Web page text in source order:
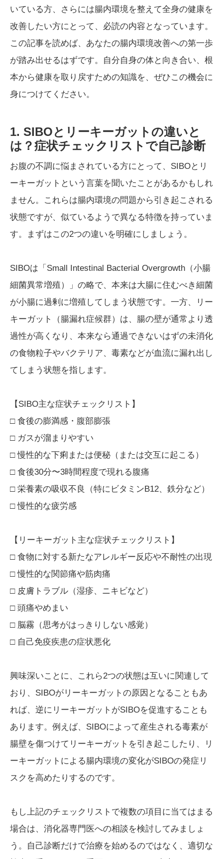
いている方、さらには腸内環境を整えて全身の健康を
改善したい方にとって、必読の内容となっています。
この記事を読めば、あなたの腸内環境改善への第一歩
が踏み出せるはずです。自分自身の体と向き合い、根
本から健康を取り戻すための知識を、ぜひこの機会に
身につけてください。
1. SIBOとリーキーガットの違いと
は？症状チェックリストで自己診断
お腹の不調に悩まされている方にとって、SIBOとリ
ーキーガットという言葉を聞いたことがあるかもしれ
ません。これらは腸内環境の問題から引き起こされる
状態ですが、似ているようで異なる特徴を持っていま
す。まずはこの2つの違いを明確にしましょう。
SIBOは「Small Intestinal Bacterial Overgrowth（小腸
細菌異常増殖）」の略で、本来は大腸に住むべき細菌
が小腸に過剰に増殖してしまう状態です。一方、リー
キーガット（腸漏れ症候群）は、腸の壁が通常より透
過性が高くなり、本来なら通過できないはずの未消化
の食物粒子やバクテリア、毒素などが血流に漏れ出し
てしまう状態を指します。
【SIBO主な症状チェックリスト】
□ 食後の膨満感・腹部膨張
□ ガスが溜まりやすい
□ 慢性的な下痢または便秘（または交互に起こる）
□ 食後30分〜3時間程度で現れる腹痛
□ 栄養素の吸収不良（特にビタミンB12、鉄分など）
□ 慢性的な疲労感
【リーキーガット主な症状チェックリスト】
□ 食物に対する新たなアレルギー反応や不耐性の出現
□ 慢性的な関節痛や筋肉痛
□ 皮膚トラブル（湿疹、ニキビなど）
□ 頭痛やめまい
□ 脳霧（思考がはっきりしない感覚）
□ 自己免疫疾患の症状悪化
興味深いことに、これら2つの状態は互いに関連して
おり、SIBOがリーキーガットの原因となることもあ
れば、逆にリーキーガットがSIBOを促進することも
あります。例えば、SIBOによって産生される毒素が
腸壁を傷つけてリーキーガットを引き起こしたり、リ
ーキーガットによる腸内環境の変化がSIBOの発症リ
スクを高めたりするのです。
もし上記のチェックリストで複数の項目に当てはまる
場合は、消化器専門医への相談を検討してみましょ
う。自己診断だけで治療を始めるのではなく、適切な